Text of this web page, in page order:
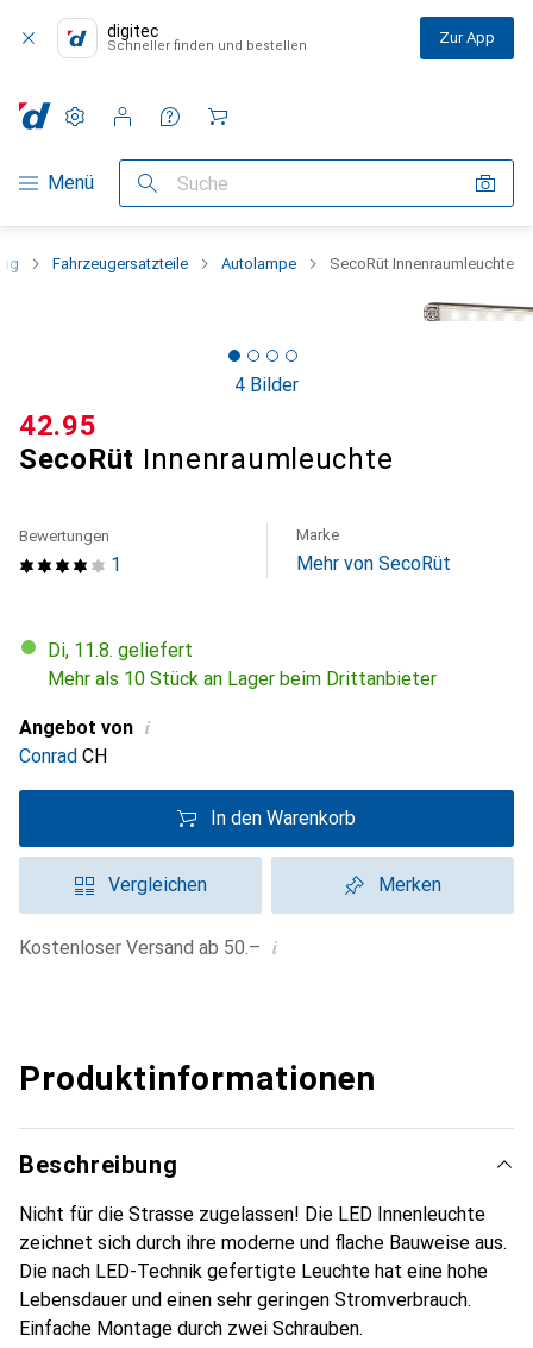
digitec
Schneller finden und bestellen Zur App
Navigation nach Kategorien
Menü Suche
Einstellungen
Kundenkonto
Vergleichslisten
Merklisten
Warenkorb
Fahrzeugersatzteile Autolampe SecoRüt Innenraumleuchte
4 Bilder
SecoRüt Innenraumleuchte
CHF
42.95
1
Bewertungen Marke
Mehr von SecoRüt
Di, 11.8. geliefert
Mehr als 10 Stück an Lager beim Drittanbieter
Angebot von i
Conrad CH
In den Warenkorb
Vergleichen Merken
Kostenloser Versand ab 50.– i
Produktinformationen
Beschreibung
Nicht für die Strasse zugelassen! Die LED Innenleuchte
zeichnet sich durch ihre moderne und flache Bauweise aus.
Die nach LED-Technik gefertigte Leuchte hat eine hohe
Lebensdauer und einen sehr geringen Stromverbrauch.
Einfache Montage durch zwei Schrauben.